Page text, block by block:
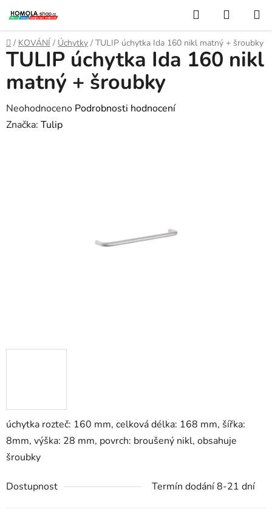
na
obsah
Hledat
KOŠÍK
Domů
/ KOVÁNÍ / Úchytky / TULIP úchytka Ida 160 nikl matný + šroubky
úchytka rozteč: 160 mm, celková délka: 168 mm, šířka:
8mm, výška: 28 mm, povrch: broušený nikl, obsahuje
šroubky
Dostupnost Termín dodání 8-21 dní
TULIP úchytka Ida 160 nikl
matný + šroubky
Průměrné
hodnocení
Neohodnoceno Podrobnosti hodnocení
Značka: Tulip